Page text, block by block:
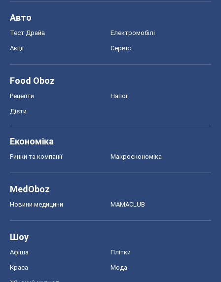
Авто
Тест Драйв Електромобілі
Акції Сервіс
Food Oboz
Рецепти Напої
Дієти
Економіка
Ринки та компанії Макроекономіка
MedOboz
Новини медицини MAMACLUB
Шоу
Афіша Плітки
Краса Мода